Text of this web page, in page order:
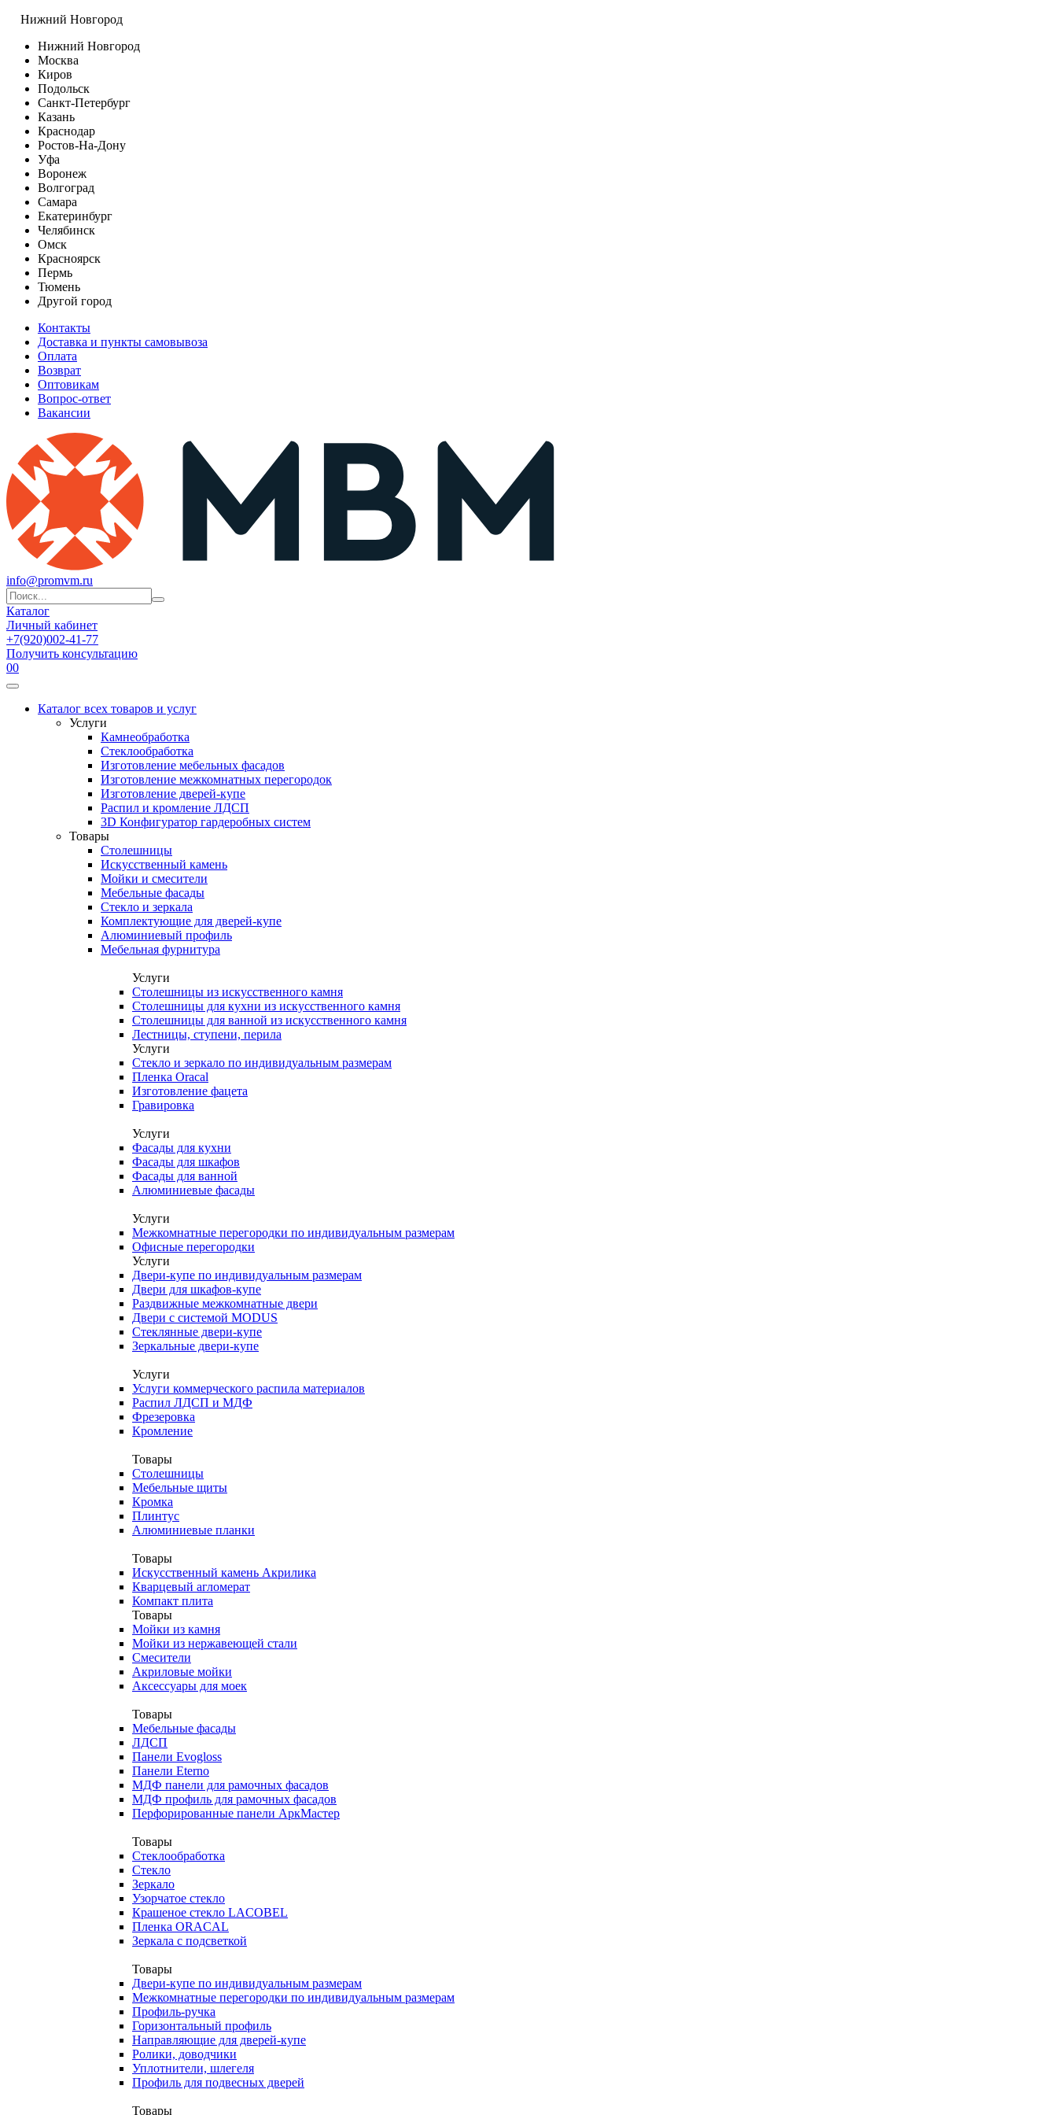
Нижний Новгород
Нижний Новгород
Москва
Киров
Подольск
Санкт-Петербург
Казань
Краснодар
Ростов-На-Дону
Уфа
Воронеж
Волгоград
Самара
Екатеринбург
Челябинск
Омск
Красноярск
Пермь
Тюмень
Другой город
Контакты
Доставка и пункты самовывоза
Оплата
Возврат
Оптовикам
Вопрос-ответ
Вакансии
info@promvm.ru
Каталог
Личный кабинет
+7(920)002-41-77
Получить консультацию
00
Каталог всех товаров и услуг
Услуги
Камнеобработка
Стеклообработка
Изготовление мебельных фасадов
Изготовление межкомнатных перегородок
Изготовление дверей-купе
Распил и кромление ЛДСП
3D Конфигуратор гардеробных систем
Товары
Столешницы
Искусственный камень
Мойки и смесители
Мебельные фасады
Стекло и зеркала
Комплектующие для дверей-купе
Алюминиевый профиль
Мебельная фурнитура
Услуги
Столешницы из искусственного камня
Столешницы для кухни из искусственного камня
Столешницы для ванной из искусственного камня
Лестницы, ступени, перила
Услуги
Стекло и зеркало по индивидуальным размерам
Пленка Oracal
Изготовление фацета
Гравировка
Услуги
Фасады для кухни
Фасады для шкафов
Фасады для ванной
Алюминиевые фасады
Услуги
Межкомнатные перегородки по индивидуальным размерам
Офисные перегородки
Услуги
Двери-купе по индивидуальным размерам
Двери для шкафов-купе
Раздвижные межкомнатные двери
Двери с системой MODUS
Стеклянные двери-купе
Зеркальные двери-купе
Услуги
Услуги коммерческого распила материалов
Распил ЛДСП и МДФ
Фрезеровка
Кромление
Товары
Столешницы
Мебельные щиты
Кромка
Плинтус
Алюминиевые планки
Товары
Искусственный камень Акрилика
Кварцевый агломерат
Компакт плита
Товары
Мойки из камня
Мойки из нержавеющей стали
Смесители
Акриловые мойки
Аксессуары для моек
Товары
Мебельные фасады
ЛДСП
Панели Evogloss
Панели Eterno
МДФ панели для рамочных фасадов
МДФ профиль для рамочных фасадов
Перфорированные панели АркМастер
Товары
Стеклообработка
Стекло
Зеркало
Узорчатое стекло
Крашеное стекло LACOBEL
Пленка ORACAL
Зеркала с подсветкой
Товары
Двери-купе по индивидуальным размерам
Межкомнатные перегородки по индивидуальным размерам
Профиль-ручка
Горизонтальный профиль
Направляющие для дверей-купе
Ролики, доводчики
Уплотнители, шлегеля
Профиль для подвесных дверей
Товары